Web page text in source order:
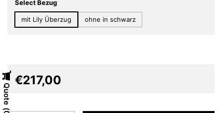
Select Bezug
mit Lily Überzug ohne in schwarz
€217,00
Quote